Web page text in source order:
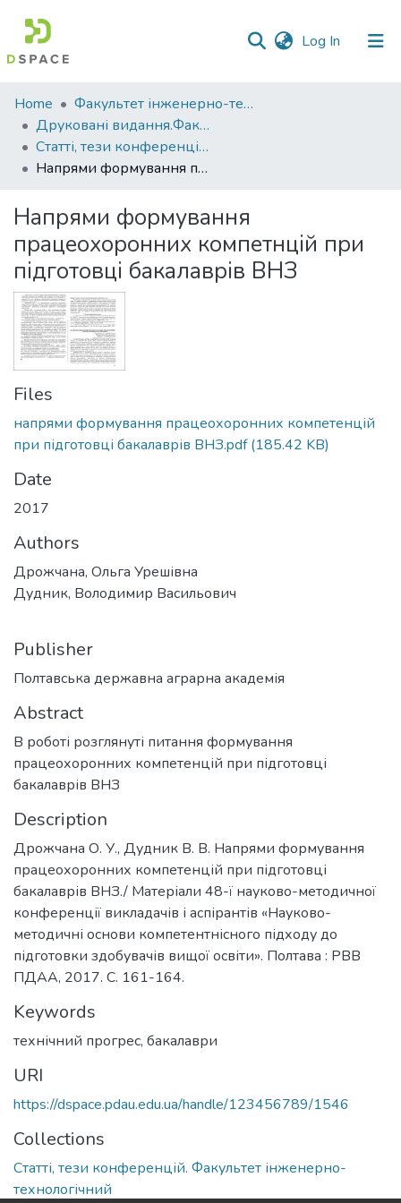
Log In (current)
Communities
&
Collections
All of DSpace
Statistics
Home
Факультет інженерно-технологічний
Друковані видання.Факультет інженерно-технологічний
Статті, тези конференцій. Факультет інженерно-технологічний
Напрями формування працеохоронних компетнцій при підготовці бакалаврів ВНЗ
Напрями формування
працеохоронних компетнцій при
підготовці бакалаврів ВНЗ
Files
напрями формування працеохоронних компетенцій
при підготовці бакалаврів ВНЗ.pdf(185.42 KB)
Date
2017
Authors
Дрожчана, Ольга Урешівна
Дудник, Володимир Васильович
Publisher
Полтавська державна аграрна академія
Abstract
В роботі розглянуті питання формування
працеохоронних компетенцій при підготовці
бакалаврів ВНЗ
Description
Дрожчана О. У., Дудник В. В. Напрями формування
працеохоронних компетенцій при підготовці
бакалаврів ВНЗ./ Матеріали 48-ї науково-методичної
конференції викладачів і аспірантів «Науково-
методичні основи компетентнісного підходу до
підготовки здобувачів вищої освіти». Полтава : РВВ
ПДАА, 2017. С. 161-164.
Keywords
технічний прогрес, бакалаври
URI
https://dspace.pdau.edu.ua/handle/123456789/1546
Collections
Статті, тези конференцій. Факультет інженерно-
технологічний